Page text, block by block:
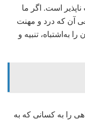
ناپذیر است. اگر ما
آن که درد و مهنت
به‌اشتباه، تنبیه و
را به کسانی که به